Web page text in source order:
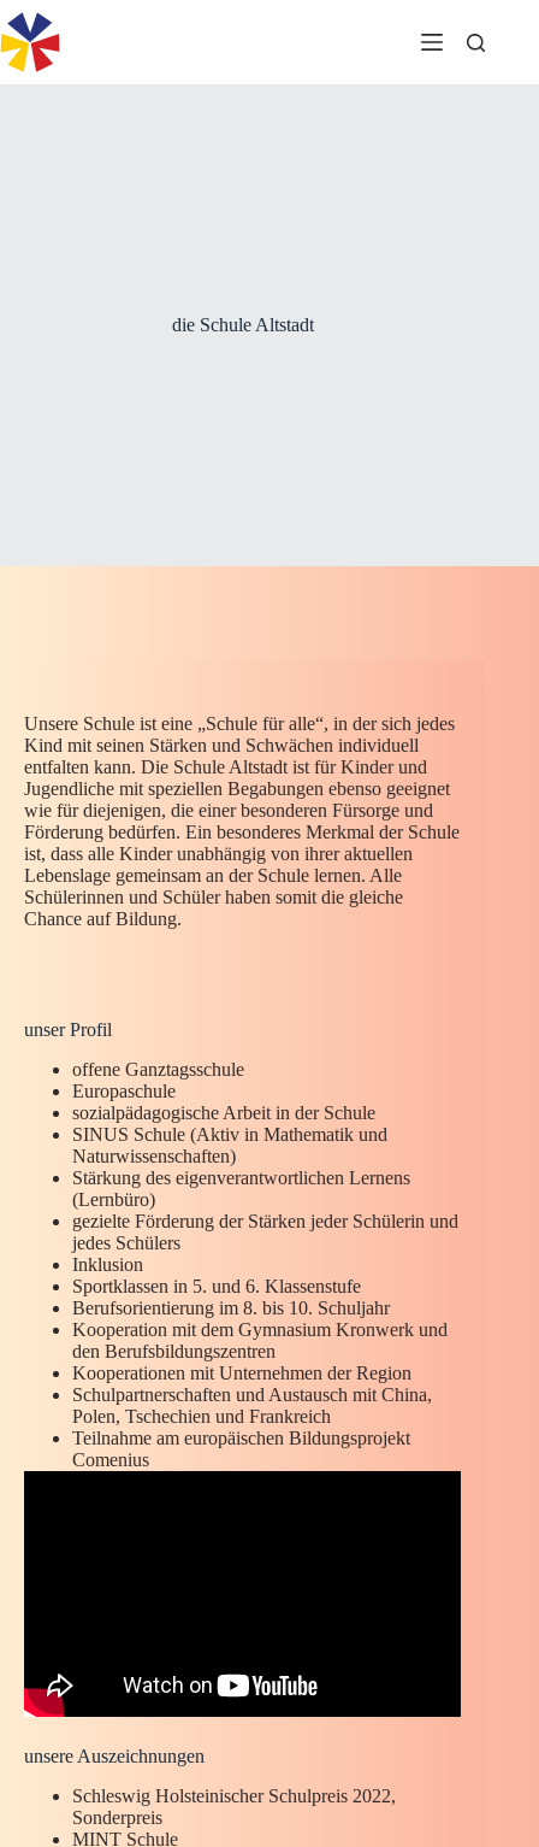
Zum
Inhalt
springen
die Schule Altstadt
Unsere Schule ist eine „Schule für alle“, in der sich jedes
Kind mit seinen Stärken und Schwächen individuell
entfalten kann. Die Schule Altstadt ist für Kinder und
Jugendliche mit speziellen Begabungen ebenso geeignet
wie für diejenigen, die einer besonderen Fürsorge und
Förderung bedürfen. Ein besonderes Merkmal der Schule
ist, dass alle Kinder unabhängig von ihrer aktuellen
Lebenslage gemeinsam an der Schule lernen. Alle
Schülerinnen und Schüler haben somit die gleiche
Chance auf Bildung.
unser Profil
offene Ganztagsschule
Europaschule
sozialpädagogische Arbeit in der Schule
SINUS Schule (Aktiv in Mathematik und
Naturwissenschaften)
Stärkung des eigenverantwortlichen Lernens
(Lernbüro)
gezielte Förderung der Stärken jeder Schülerin und
jedes Schülers
Inklusion
Sportklassen in 5. und 6. Klassenstufe
Berufsorientierung im 8. bis 10. Schuljahr
Kooperation mit dem Gymnasium Kronwerk und
den Berufsbildungszentren
Kooperationen mit Unternehmen der Region
Schulpartnerschaften und Austausch mit China,
Polen, Tschechien und Frankreich
Teilnahme am europäischen Bildungsprojekt
Comenius
unsere Auszeichnungen
Schleswig Holsteinischer Schulpreis 2022,
Sonderpreis
MINT Schule